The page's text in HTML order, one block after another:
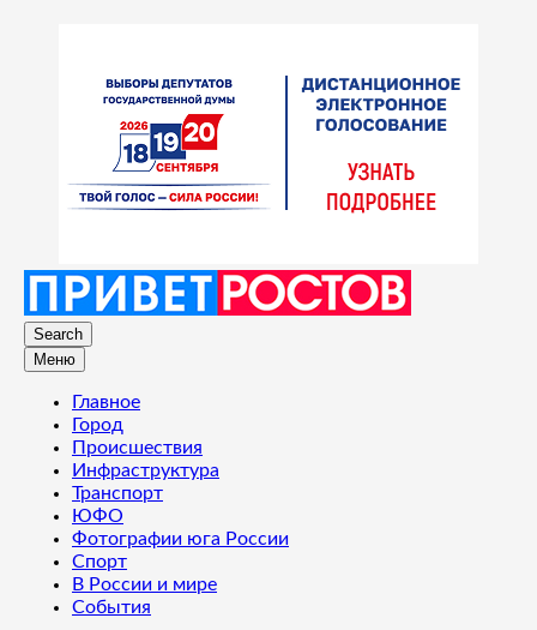
Search
Меню
Главное
Город
Происшествия
Инфраструктура
Транспорт
ЮФО
Фотографии юга России
Спорт
В России и мире
События